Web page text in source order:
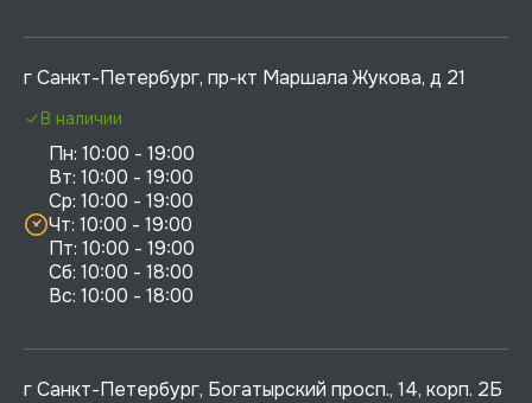
г Санкт-Петербург, пр-кт Маршала Жукова, д 21
Пн: 10:00 - 19:00
Вт: 10:00 - 19:00
Ср: 10:00 - 19:00
Чт: 10:00 - 19:00
Пт: 10:00 - 19:00
Сб: 10:00 - 18:00
В наличии
г Санкт-Петербург, Богатырский просп., 14, корп. 2Б